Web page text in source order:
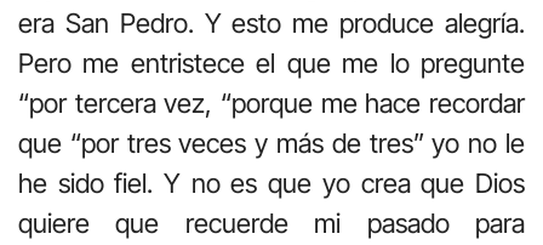
era San Pedro. Y esto me produce alegría.
Pero me entristece el que me lo pregunte
“por tercera vez, “porque me hace recordar
que “por tres veces y más de tres” yo no le
he sido fiel. Y no es que yo crea que Dios
quiere que recuerde mi pasado para